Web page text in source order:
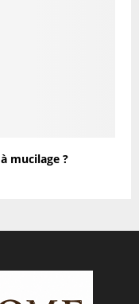
mucilage ?